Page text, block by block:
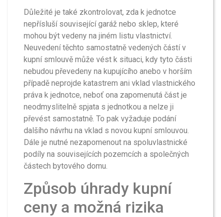
Důležité je také zkontrolovat, zda k jednotce
nepřísluší související garáž nebo sklep, které
mohou být vedeny na jiném listu vlastnictví.
Neuvedení těchto samostatně vedených částí v
kupní smlouvě může vést k situaci, kdy tyto části
nebudou převedeny na kupujícího anebo v horším
případě neprojde katastrem ani vklad vlastnického
práva k jednotce, neboť ona zapomenutá část je
neodmyslitelně spjata s jednotkou a nelze ji
převést samostatně. To pak vyžaduje podání
dalšího návrhu na vklad s novou kupní smlouvou.
Dále je nutné nezapomenout na spoluvlastnické
podíly na souvisejících pozemcích a společných
částech bytového domu.
Způsob úhrady kupní
ceny a možná rizika